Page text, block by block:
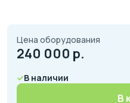
Цена оборудования
240 000 р.
В наличии
В